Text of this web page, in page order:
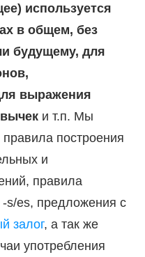
используется
в общем, без
будущему, для
выражения
и т.п. Мы
построения
и
правила
s/es, предложения с
залог, а так же
употребления